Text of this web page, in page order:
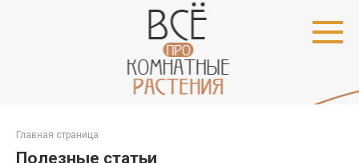
Главная страница
Полезные статьи